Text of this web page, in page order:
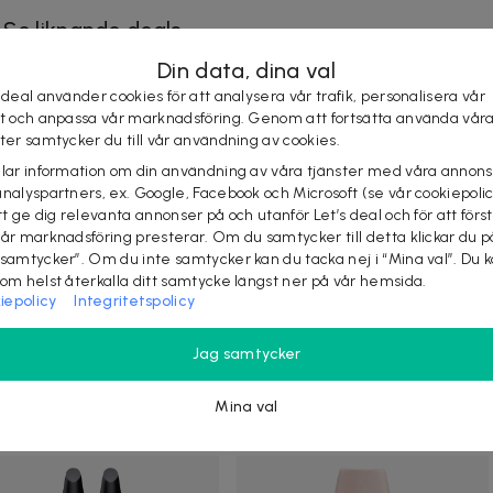
Se liknande deals
219 kr-57 %
Factor 2000 Calorie
Waterproof Black
Factor 2000 Calorie Mascara
39 kr69 kr-43 %
Beauty UK Lash Fx
Beauty UK Define FX Mascara. Få
fylliga, tjocka fransar, med vår
Din data, dina val
deal använder cookies för att analysera vår trafik, personalisera vår
och anpassa vår marknadsföring. Genom att fortsätta använda våra
samtycker du till vår användning av cookies.
information om din användning av våra tjänster med våra
ex. Google, Facebook och Microsoft (se vår
ge dig relevanta annonser på och utanför Let’s deal och för att
marknadsföring presterar. Om du samtycker till detta klickar du
samtycker”. Om du inte samtycker kan du tacka nej i “Mina val”. Du
helst återkalla ditt samtycke längst ner på vår hemsida.
Integritetspolicy
Jag samtycker
Mina val